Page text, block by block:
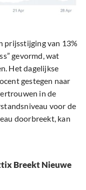
prijsstijging van 13%
gevormd, wat
Het dagelijkse
gestegen naar
in de
voor de
doorbreekt, kan
Breekt Nieuwe